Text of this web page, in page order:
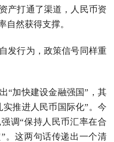
产打通了渠道，人民币资
自然获得支撑。
发行为，政策信号同样重
“加快建设金融强国”，其
推进人民币国际化”。今
调“保持人民币汇率在合
。这两句话传递出一个清